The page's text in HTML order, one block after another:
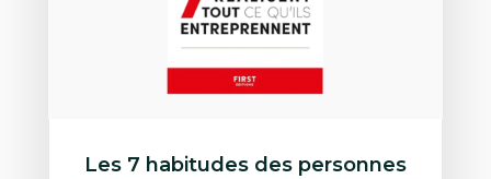
Les 7 habitudes des personnes